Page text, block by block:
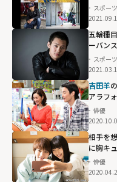
スポーツ
五輪種
ーバン
スポーツ
吉田羊
アラフ
俳優
相手を
に胸キ
俳優